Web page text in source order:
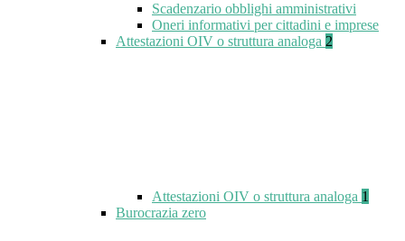
Scadenzario obblighi amministrativi
Oneri informativi per cittadini e imprese
Attestazioni OIV o struttura analoga 2
Attestazioni OIV o struttura analoga 1
Burocrazia zero